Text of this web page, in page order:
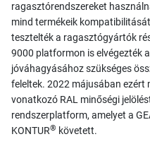
ragasztórendszereket
mind termékeik
tesztelték a ragasztógyártók
9000 platformon is elvégezték
jóváhagyásához szükséges
feleltek. 2022 májusában
vonatkozó RAL minőségi
rendszerplatform, amelyet a
KONTUR® követett.